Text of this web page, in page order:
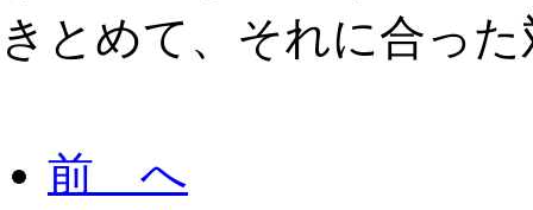
きとめて、それに合っ
前 へ